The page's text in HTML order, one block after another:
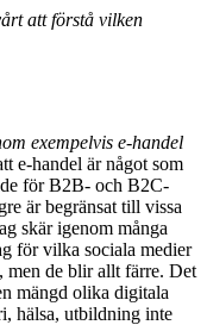
att förstå vilken
exempelvis e-handel
e-handel är något som
för B2B- och B2C-
är begränsat till vissa
skär igenom många
för vilka sociala medier
men de blir allt färre. Det
mängd olika digitala
hälsa, utbildning inte